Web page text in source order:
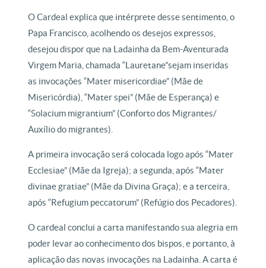
O Cardeal explica que intérprete desse sentimento, o
Papa Francisco, acolhendo os desejos expressos,
desejou dispor que na Ladainha da Bem-Aventurada
Virgem Maria, chamada “Lauretane”sejam inseridas
as invocações “Mater misericordiae” (Mãe de
Misericórdia), “Mater spei” (Mãe de Esperança) e
“Solacium migrantium” (Conforto dos Migrantes/
Auxílio do migrantes).
A primeira invocação será colocada logo após “Mater
Ecclesiae” (Mãe da Igreja); a segunda, após “Mater
divinae gratiae” (Mãe da Divina Graça); e a terceira,
após “Refugium peccatorum” (Refúgio dos Pecadores).
O cardeal conclui a carta manifestando sua alegria em
poder levar ao conhecimento dos bispos, e portanto, à
aplicação das novas invocações na Ladainha. A carta é